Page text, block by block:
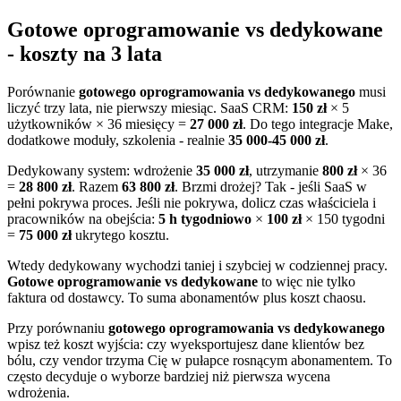
Gotowe oprogramowanie vs dedykowane
- koszty na 3 lata
Porównanie gotowego oprogramowania vs dedykowanego musi
liczyć trzy lata, nie pierwszy miesiąc. SaaS CRM: 150 zł× 5
użytkowników × 36 miesięcy = 27 000 zł. Do tego integracje Make,
dodatkowe moduły, szkolenia - realnie 35 000-45 000 zł.
Dedykowany system: wdrożenie 35 000 zł, utrzymanie 800 zł× 36
= 28 800 zł. Razem 63 800 zł. Brzmi drożej? Tak - jeśli SaaS w
pełni pokrywa proces. Jeśli nie pokrywa, dolicz czas właściciela i
pracowników na obejścia: 5 h tygodniowo × 100 zł× 150 tygodni
= 75 000 złukrytego kosztu.
Wtedy dedykowany wychodzi taniej i szybciej w codziennej pracy.
Gotowe oprogramowanie vs dedykowane to więc nie tylko
faktura od dostawcy. To suma abonamentów plus koszt chaosu.
Przy porównaniu gotowego oprogramowania vs dedykowanego
wpisz też koszt wyjścia: czy wyeksportujesz dane klientów bez
bólu, czy vendor trzyma Cię w pułapce rosnącym abonamentem. To
często decyduje o wyborze bardziej niż pierwsza wycena
wdrożenia.